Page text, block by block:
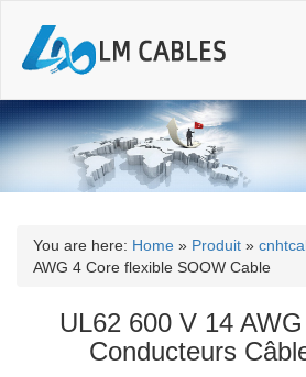
You are here: Home » Produit »
AWG 4 Core flexible SOOW Cable
UL62 600 V 14
Conducteurs